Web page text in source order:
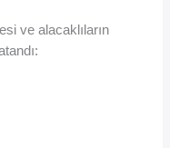
ve alacaklıların